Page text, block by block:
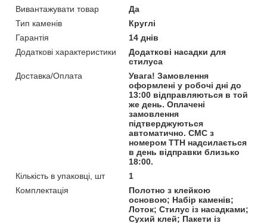
Вивантажувати товар
Да
Тип каменів
Круглі
Гарантія
14 днів
Додаткові характеристики
Додаткові насадки для
стилуса
Доставка/Оплата
Увага! Замовлення
оформлені у робочі дні до
13:00 відправляються в той
же день. Оплачені
замовлення
підтверджуються
автоматично. СМС з
номером ТТН надсилається
в день відправки близько
18:00.
Кількість в упаковці, шт
1
Комплектація
Полотно з клейкою
основою; Набір каменів;
Лоток; Стилус із насадками;
Сухий клей; Пакети із